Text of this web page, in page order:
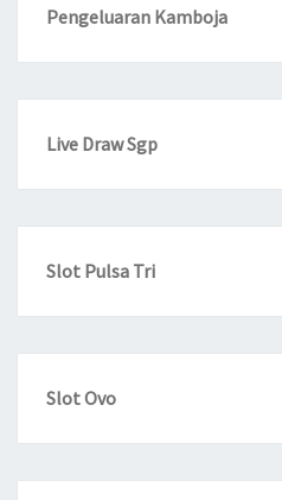
Pengeluaran Kamboja
Live Draw Sgp
Slot Pulsa Tri
Slot Ovo